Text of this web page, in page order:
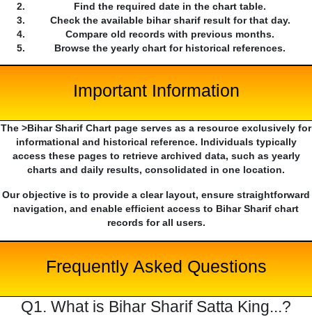
Find the required date in the chart table.
Check the available bihar sharif result for that day.
Compare old records with previous months.
Browse the yearly chart for historical references.
Important Information
The >Bihar Sharif Chart page serves as a resource exclusively for
informational and historical reference. Individuals typically
access these pages to retrieve archived data, such as yearly
charts and daily results, consolidated in one location.
Our objective is to provide a clear layout, ensure straightforward
navigation, and enable efficient access to Bihar Sharif chart
records for all users.
Frequently Asked Questions
Q1. What is Bihar Sharif Satta King...?